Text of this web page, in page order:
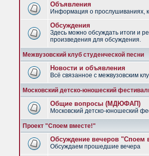
Объявления
Информация о прослушиваниях,
Обсуждения
Здесь можно обсуждать итоги и
произведения для обсуждения.
Межвузовский клуб студенческой песни
Новости и объявления
Всё связанное с межвузовским
Московский детско-юношеский
Общие вопросы (МДЮФАП)
Московский детско-юношеский
Проект "Споем вместе!"
Обсуждение вечеров "Споем
Обсуждаем прошедшие вечера